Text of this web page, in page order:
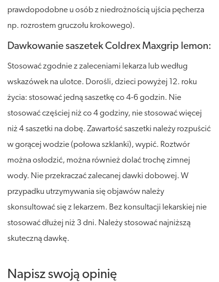
prawdopodobne u osób z niedrożnością ujścia pęcherza
np. rozrostem gruczołu krokowego).
Dawkowanie saszetek Coldrex Maxgrip lemon:
Stosować zgodnie z zaleceniami lekarza lub według
wskazówek na ulotce. Dorośli, dzieci powyżej 12. roku
życia: stosować jedną saszetkę co 4-6 godzin. Nie
stosować częściej niż co 4 godziny, nie stosować więcej
niż 4 saszetki na dobę. Zawartość saszetki należy rozpuścić
w gorącej wodzie (połowa szklanki), wypić. Roztwór
można osłodzić, można również dolać trochę zimnej
wody. Nie przekraczać zalecanej dawki dobowej. W
przypadku utrzymywania się objawów należy
skonsultować się z lekarzem. Bez konsultacji lekarskiej nie
stosować dłużej niż 3 dni. Należy stosować najniższą
skuteczną dawkę.
Napisz swoją opinię